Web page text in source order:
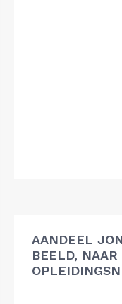
AANDEEL
BEELD, NAAR